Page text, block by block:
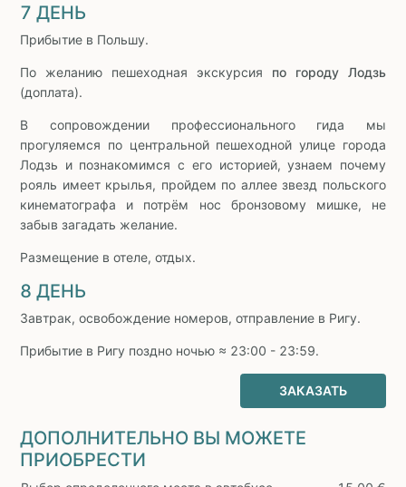
7 ДЕНЬ
Прибытие в Польшу.
По желанию пешеходная экскурсия по городу Лодзь
(доплата).
В сопровождении профессионального гида мы
прогуляемся по центральной пешеходной улице города
Лодзь и познакомимся с его историей, узнаем почему
рояль имеет крылья, пройдем по аллее звезд польского
кинематографа и потрём нос бронзовому мишке, не
забыв загадать желание.
Размещение в отеле, отдых.
8 ДЕНЬ
Завтрак, освобождение номеров, отправление в Ригу.
Прибытие в Ригу поздно ночью ≈ 23:00 - 23:59.
ЗАКАЗАТЬ
ДОПОЛНИТЕЛЬНО ВЫ МОЖЕТЕ
ПРИОБРЕСТИ